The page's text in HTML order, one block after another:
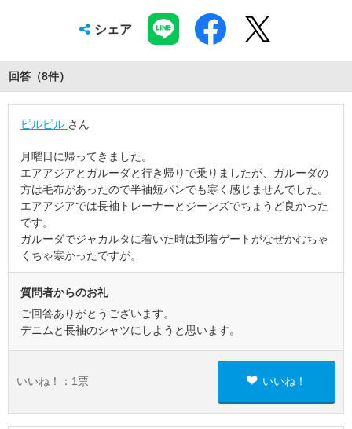
シェア
回答（8件）
ピルピル さん
月曜日に帰ってきました。
エアアジアとガルーダと行き帰りで乗りましたが、ガルーダの
方は毛布があったので半袖短パンでも寒く感じませんでした。
エアアジアでは長袖トレーナーとジーンズでちょうど良かった
です。
ガルーダでジャカルタに着いた時は到着ゲートがなぜかむちゃ
くちゃ寒かったですが。
質問者からのお礼
ご回答ありがとうございます。
デニムと長袖のシャツにしようと思います。
いいね！： 1 票 いいね！